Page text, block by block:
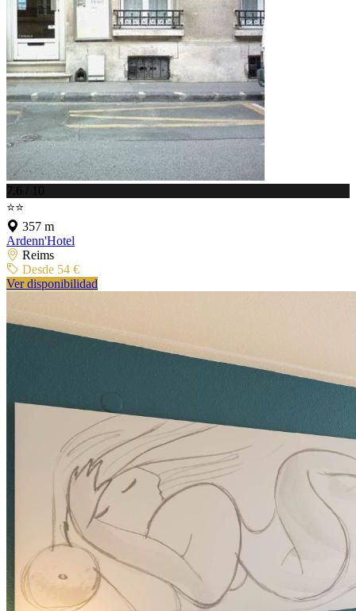
7.6 / 10
⭐⭐
357 m
Ardenn'Hotel
Reims
Desde 54 €
Ver disponibilidad